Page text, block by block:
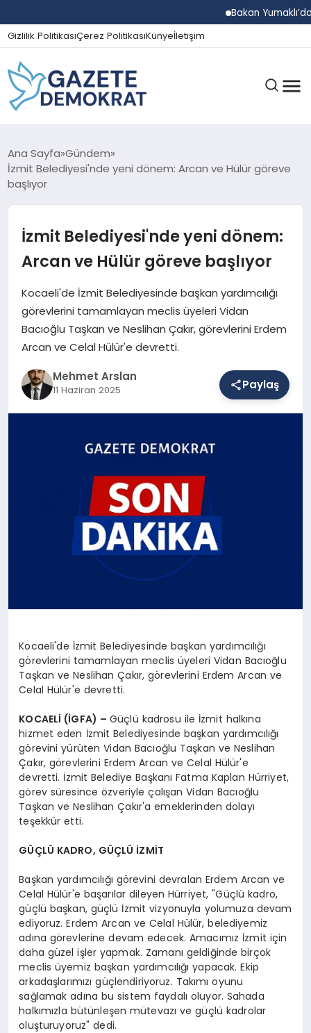
Bakan Yumaklı’dan
Gizlilik PolitikasıÇerez PolitikasıKünyeİletişim
GÜNDEM
EKONOMI
SPOR
MAGAZIN
Ana Sayfa Gündem
İzmit Belediyesi'nde yeni dönem: Arcan ve Hülür göreve
başlıyor
İzmit Belediyesi'nde yeni dönem:
Arcan ve Hülür göreve başlıyor
Kocaeli'de İzmit Belediyesinde başkan yardımcılığı
görevlerini tamamlayan meclis üyeleri Vidan
Bacıoğlu Taşkan ve Neslihan Çakır, görevlerini Erdem
Arcan ve Celal Hülür'e devretti.
Mehmet Arslan
11 Haziran 2025 Paylaş
Kocaeli'de İzmit Belediyesinde başkan yardımcılığı
görevlerini tamamlayan meclis üyeleri Vidan Bacıoğlu
Taşkan ve Neslihan Çakır, görevlerini Erdem Arcan ve
Celal Hülür'e devretti.
KOCAELİ (İGFA) –Güçlü kadrosu ile İzmit halkına
hizmet eden İzmit Belediyesinde başkan yardımcılığı
görevini yürüten Vidan Bacıoğlu Taşkan ve Neslihan
Çakır, görevlerini Erdem Arcan ve Celal Hülür'e
devretti. İzmit Belediye Başkanı Fatma Kaplan Hürriyet,
görev süresince özveriyle çalışan Vidan Bacıoğlu
Taşkan ve Neslihan Çakır'a emeklerinden dolayı
teşekkür etti.
GÜÇLÜ KADRO, GÜÇLÜ İZMİT
Başkan yardımcılığı görevini devralan Erdem Arcan ve
Celal Hülür'e başarılar dileyen Hürriyet, "Güçlü kadro,
güçlü başkan, güçlü İzmit vizyonuyla yolumuza devam
ediyoruz. Erdem Arcan ve Celal Hülür, belediyemiz
adına görevlerine devam edecek. Amacımız İzmit için
daha güzel işler yapmak. Zamanı geldiğinde birçok
meclis üyemiz başkan yardımcılığı yapacak. Ekip
arkadaşlarımızı güçlendiriyoruz. Takımı oyunu
sağlamak adına bu sistem faydalı oluyor. Sahada
halkımızla bütünleşen mütevazı ve güçlü kadrolar
oluşturuyoruz" dedi.